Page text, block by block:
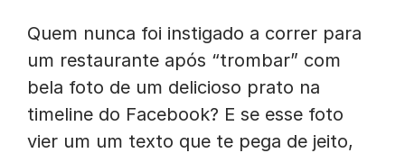
Quem nunca foi instigado a correr para
um restaurante após “trombar” com
bela foto de um delicioso prato na
timeline do Facebook? E se esse foto
vier um um texto que te pega de jeito,